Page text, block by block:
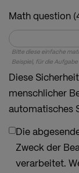
Math question
Bitte diese einfache
Beispiel, für die Aufgabe
Diese
menschlicher
automatisches
Die
Zweck der
verarbeitet.